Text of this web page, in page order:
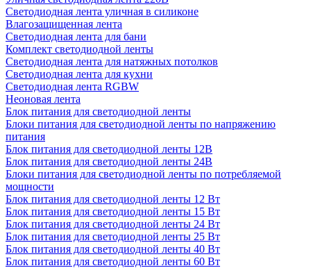
Светодиодная лента уличная в силиконе
Влагозащищенная лента
Светодиодная лента для бани
Комплект светодиодной ленты
Светодиодная лента для натяжных потолков
Светодиодная лента для кухни
Светодиодная лента RGBW
Неоновая лента
Блок питания для светодиодной ленты
Блоки питания для светодиодной ленты по напряжению
питания
Блок питания для светодиодной ленты 12В
Блок питания для светодиодной ленты 24В
Блоки питания для светодиодной ленты по потребляемой
мощности
Блок питания для светодиодной ленты 12 Вт
Блок питания для светодиодной ленты 15 Вт
Блок питания для светодиодной ленты 24 Вт
Блок питания для светодиодной ленты 25 Вт
Блок питания для светодиодной ленты 40 Вт
Блок питания для светодиодной ленты 60 Вт